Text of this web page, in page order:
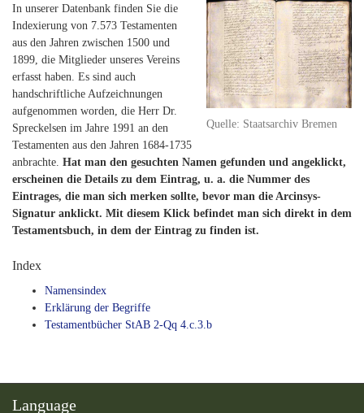
Quelle: Staatsarchiv Bremen
In unserer Datenbank finden Sie die
Indexierung von 7.573 Testamenten
aus den Jahren zwischen 1500 und
1899, die Mitglieder unseres Vereins
erfasst haben. Es sind auch
handschriftliche Aufzeichnungen
aufgenommen worden, die Herr Dr.
Spreckelsen im Jahre 1991 an den
Testamenten aus den Jahren 1684-1735
anbrachte. Hat man den gesuchten Namen gefunden und angeklickt,
erscheinen die Details zu dem Eintrag, u. a. die Nummer des
Eintrages, die man sich merken sollte, bevor man die Arcinsys-
Signatur anklickt. Mit diesem Klick befindet man sich direkt in dem
Testamentsbuch, in dem der Eintrag zu finden ist.
Index
Namensindex
Erklärung der Begriffe
Testamentbücher StAB 2-Qq 4.c.3.b
Language